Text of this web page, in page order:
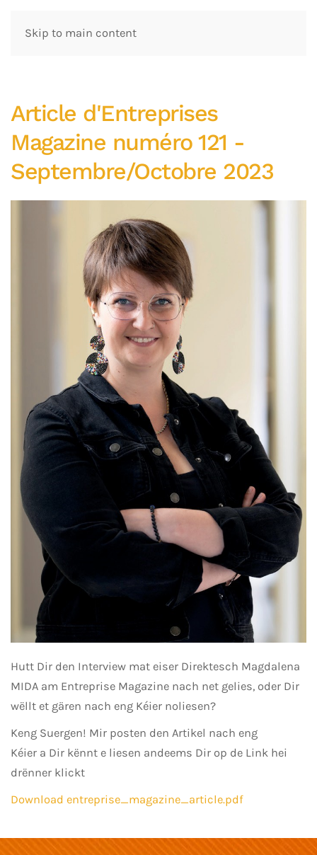
Skip to main content
Article d'Entreprises
Magazine numéro 121 -
Septembre/Octobre 2023
Hutt Dir den Interview mat eiser Direktesch Magdalena
MIDA am Entreprise Magazine nach net gelies, oder Dir
wëllt et gären nach eng Kéier noliesen?
Keng Suergen! Mir posten den Artikel nach eng
Kéier a Dir kënnt e liesen andeems Dir op de Link hei
drënner klickt
Download entreprise_magazine_article.pdf